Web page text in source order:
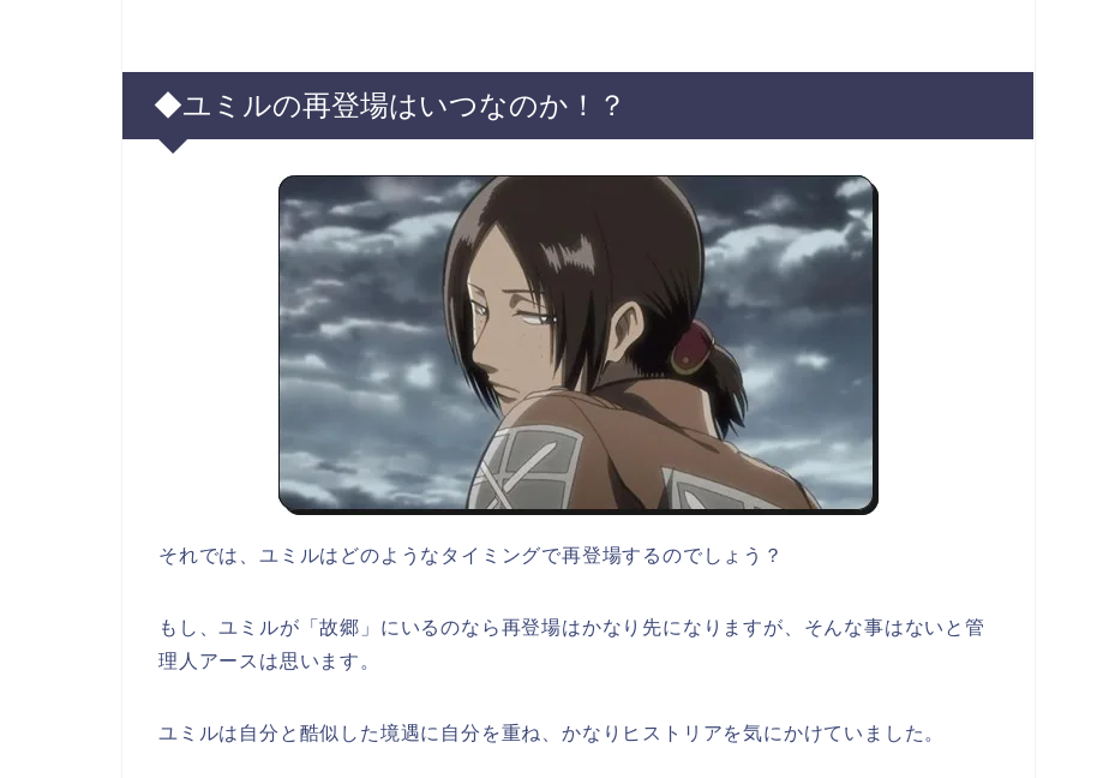
◆ユミルの再登場はいつなのか！？
それでは、ユミルはどのようなタイミングで再登場するのでしょう？
もし、ユミルが「故郷」にいるのなら再登場はかなり先になりますが、そんな事はないと管
理人アースは思います。
ユミルは自分と酷似した境遇に自分を重ね、かなりヒストリアを気にかけていました。